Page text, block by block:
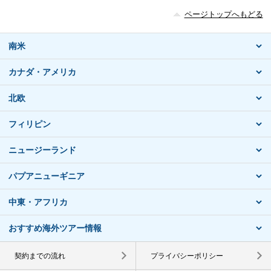
ページトップへもどる
南米
カナダ・アメリカ
北欧
フィリピン
ニュージーランド
パプアニューギニア
中東・アフリカ
おすすめ海外ツアー情報
契約までの流れ プライバシーポリシー